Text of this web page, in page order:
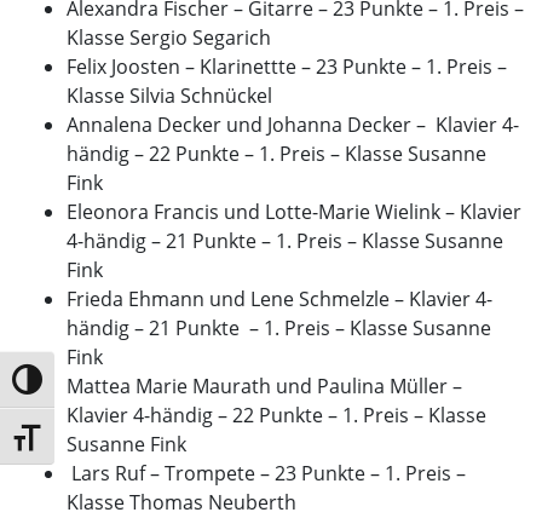
Umschalten auf hohe Kontraste
Schrift vergrößern
Alexandra Fischer – Gitarre – 23 Punkte – 1. Preis –
Klasse Sergio Segarich
Felix Joosten – Klarinettte – 23 Punkte – 1. Preis –
Klasse Silvia Schnückel
Annalena Decker und Johanna Decker – Klavier 4-
händig – 22 Punkte – 1. Preis – Klasse Susanne
Fink
Eleonora Francis und Lotte-Marie Wielink – Klavier
4-händig – 21 Punkte – 1. Preis – Klasse Susanne
Fink
Frieda Ehmann und Lene Schmelzle – Klavier 4-
händig – 21 Punkte – 1. Preis – Klasse Susanne
Fink
Mattea Marie Maurath und Paulina Müller –
Klavier 4-händig – 22 Punkte – 1. Preis – Klasse
Susanne Fink
Lars Ruf – Trompete – 23 Punkte – 1. Preis –
Klasse Thomas Neuberth